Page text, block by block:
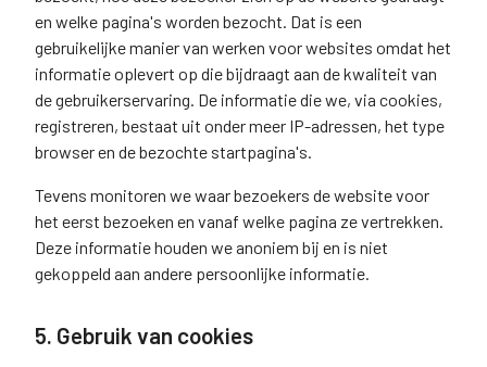
en welke pagina's worden bezocht. Dat is een
gebruikelijke manier van werken voor websites omdat het
informatie oplevert op die bijdraagt aan de kwaliteit van
de gebruikerservaring. De informatie die we, via cookies,
registreren, bestaat uit onder meer IP-adressen, het type
browser en de bezochte startpagina's.
Tevens monitoren we waar bezoekers de website voor
het eerst bezoeken en vanaf welke pagina ze vertrekken.
Deze informatie houden we anoniem bij en is niet
gekoppeld aan andere persoonlijke informatie.
5. Gebruik van cookies